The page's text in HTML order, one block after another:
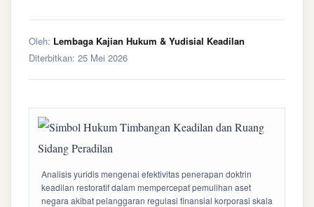
Oleh: Lembaga Kajian Hukum & Yudisial Keadilan
Diterbitkan: 25 Mei 2026
Analisis yuridis mengenai efektivitas penerapan doktrin
keadilan restoratif dalam mempercepat pemulihan aset
negara akibat pelanggaran regulasi finansial korporasi skala